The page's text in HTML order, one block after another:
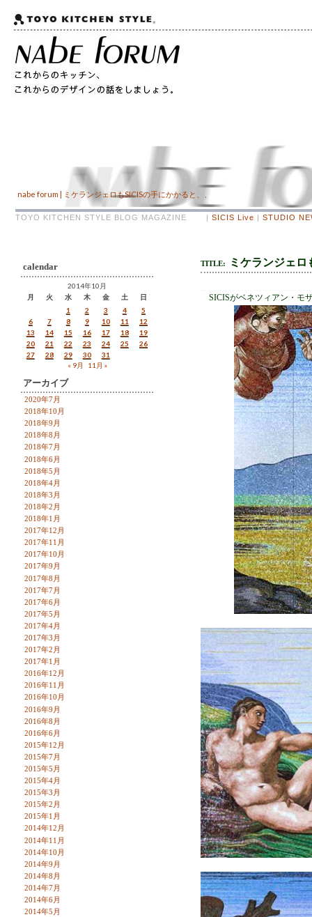
nabe forum | ミケランジェロもSICISの手にかかると、、
TOYO KITCHEN STYLE BLOG MAGAZINE | SICIS Live | STUDIO
calendar
2014年10月
月
火 水 木 金 土
日
1
2 3 4
5
6
7 8 9 10 11
12
13
14 15 16 17 18
19
20
21 22 23 24 25
26
27
28 29 30
31
« 9月
11月 »
アーカイブ
2020年7月
2018年10月
2018年9月
2018年8月
2018年7月
2018年6月
2018年5月
2018年4月
2018年3月
2018年2月
2018年1月
2017年12月
2017年11月
2017年10月
2017年9月
2017年8月
2017年7月
2017年6月
2017年5月
2017年4月
2017年3月
2017年2月
2017年1月
2016年12月
2016年11月
2016年10月
2016年9月
2016年8月
2016年6月
2015年12月
2015年7月
2015年5月
2015年4月
2015年3月
2015年2月
2015年1月
2014年12月
2014年11月
2014年10月
2014年9月
2014年8月
2014年7月
2014年6月
2014年5月
TITLE: ミケランジェ
SICISがベネツィアン・モ